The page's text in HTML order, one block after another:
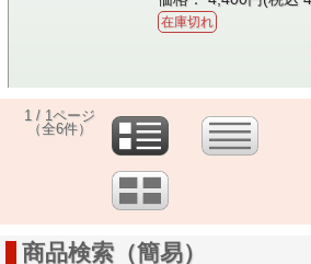
在庫切れ
1 / 1ページ
（全6件）
商品検索（簡易）